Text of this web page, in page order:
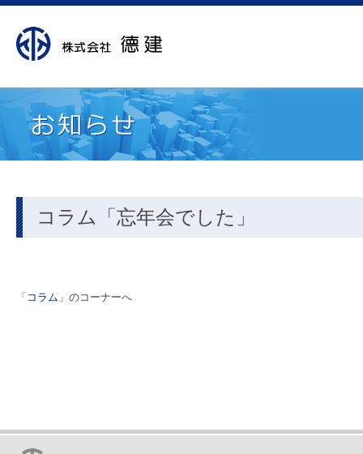
コラム「忘年会でした」
「 コラム 」のコーナーへ